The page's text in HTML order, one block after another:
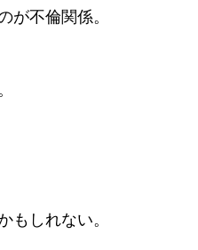
不倫関係。
しれない。